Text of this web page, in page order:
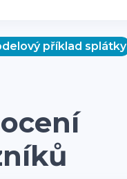
příklad splátky